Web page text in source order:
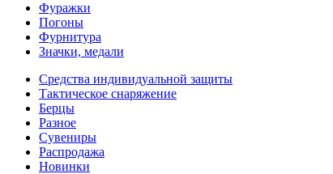
Фуражки
Погоны
Фурнитура
Значки, медали
Средства индивидуальной защиты
Тактическое снаряжение
Берцы
Разное
Сувениры
Распродажа
Новинки